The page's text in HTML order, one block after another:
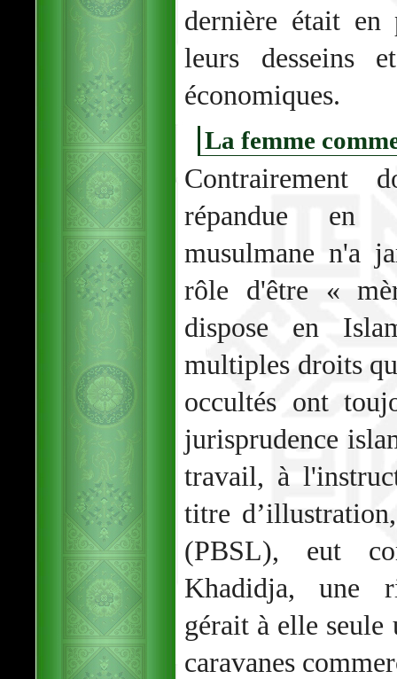
dernière était en
leurs desseins
économiques.
La femme
répandue en
musulmane n'a
rôle d'être «
dispose en
multiples droits
occultés ont
jurisprudence
travail, à
titre
(PBSL), eut
Khadidja, une
gérait à elle seule
caravanes